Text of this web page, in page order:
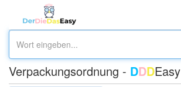
Verpackungsordnung - DDDEasy